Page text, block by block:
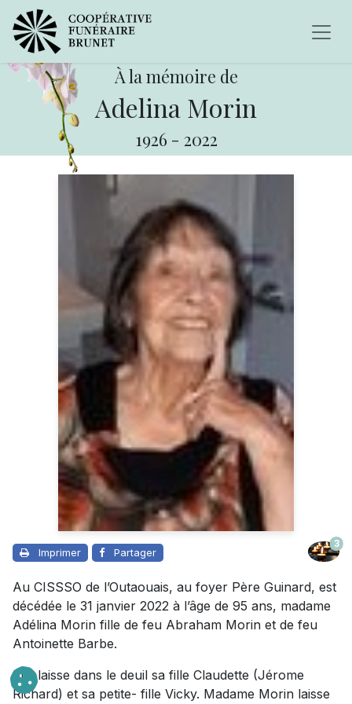
À la mémoire de
Adelina Morin
1926 - 2022
Imprimer Partager
3
Au CISSSO de l’Outaouais, au foyer Père Guinard, est
décédée le 31 janvier 2022 à l’âge de 95 ans, madame
Adélina Morin fille de feu Abraham Morin et de feu
Antoinette Barbe.
Elle laisse dans le deuil sa fille Claudette (Jérome
Richard) et sa petite- fille Vicky. Madame Morin laisse